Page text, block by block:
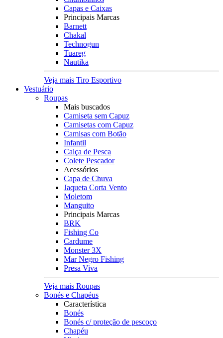
Capas e Caixas
Principais Marcas
Barnett
Chakal
Technogun
Tuareg
Nautika
Veja mais Tiro Esportivo
Vestuário
Roupas
Mais buscados
Camiseta sem Capuz
Camisetas com Capuz
Camisas com Botão
Infantil
Calça de Pesca
Colete Pescador
Acessórios
Capa de Chuva
Jaqueta Corta Vento
Moletom
Manguito
Principais Marcas
BRK
Fishing Co
Cardume
Monster 3X
Mar Negro Fishing
Presa Viva
Veja mais Roupas
Bonés e Chapéus
Característica
Bonés
Bonés c/ proteção de pescoço
Chapéu